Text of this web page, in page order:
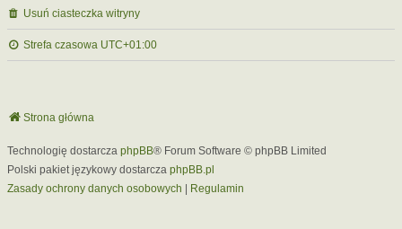
Usuń ciasteczka witryny
Strefa czasowa UTC+01:00
Strona główna
Technologię dostarcza phpBB® Forum Software © phpBB Limited
Polski pakiet językowy dostarcza phpBB.pl
Zasady ochrony danych osobowych
Regulamin